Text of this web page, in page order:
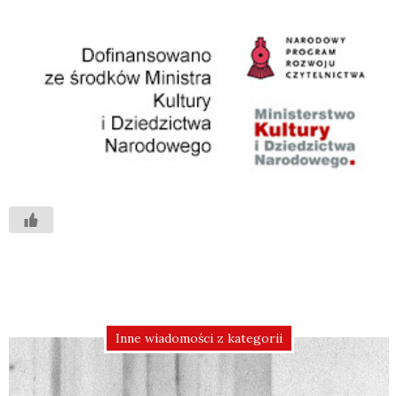
Inne wiadomości z kategorii